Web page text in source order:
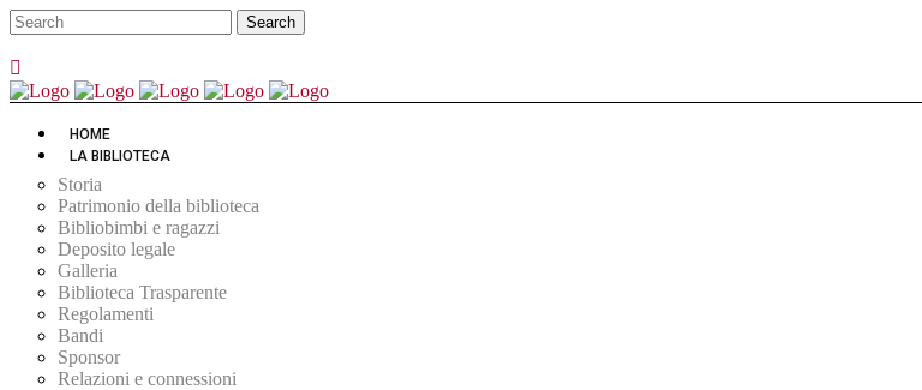
HOME
LA BIBLIOTECA
Storia
Patrimonio della biblioteca
Bibliobimbi e ragazzi
Deposito legale
Galleria
Biblioteca Trasparente
Regolamenti
Bandi
Sponsor
Relazioni e connessioni